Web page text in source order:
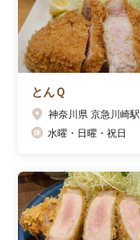
とんＱ
神奈川県 京急川崎駅
水曜・日曜・祝日